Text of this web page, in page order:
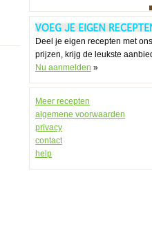
Deel je eigen recepten met
prijzen, krijg de leukste
Nu aanmelden »
Meer recepten
algemene voorwaarden
privacy
contact
help